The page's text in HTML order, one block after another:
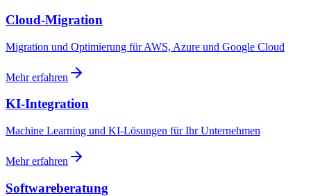
Cloud-Migration
Migration und Optimierung für AWS, Azure und Google Cloud
Mehr erfahren
KI-Integration
Machine Learning und KI-Lösungen für Ihr Unternehmen
Mehr erfahren
Softwareberatung